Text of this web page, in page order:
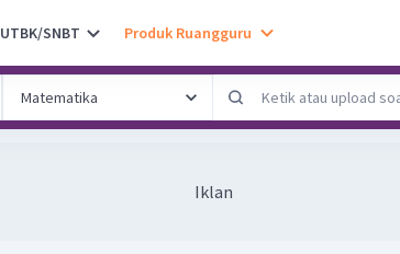
UTBK/SNBT Produk Ruangguru
Iklan